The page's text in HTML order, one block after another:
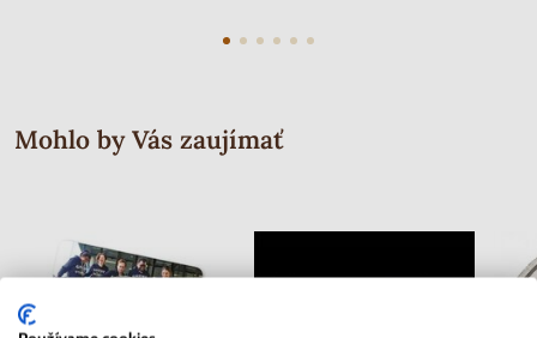
Mohlo by Vás zaujímať